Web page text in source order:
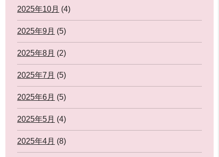
2025年10月 (4)
2025年9月 (5)
2025年8月 (2)
2025年7月 (5)
2025年6月 (5)
2025年5月 (4)
2025年4月 (8)